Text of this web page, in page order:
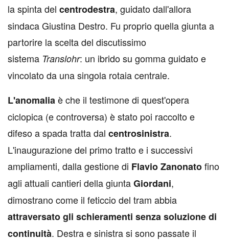
la spinta del centrodestra, guidato dall'allora
sindaca Giustina Destro. Fu proprio quella giunta a
partorire la scelta del discutissimo
sistema Translohr: un ibrido su gomma guidato e
vincolato da una singola rotaia centrale.
L'anomaliaè che il testimone di quest'opera
ciclopica (e controversa) è stato poi raccolto e
difeso a spada tratta dal centrosinistra.
L'inaugurazione del primo tratto e i successivi
ampliamenti, dalla gestione di FlavioZanonatofino
agli attuali cantieri della giuntaGiordani,
dimostrano come il feticcio del tram abbia
attraversato gli schieramenti senza soluzione di
continuità. Destra e sinistra si sono passate il